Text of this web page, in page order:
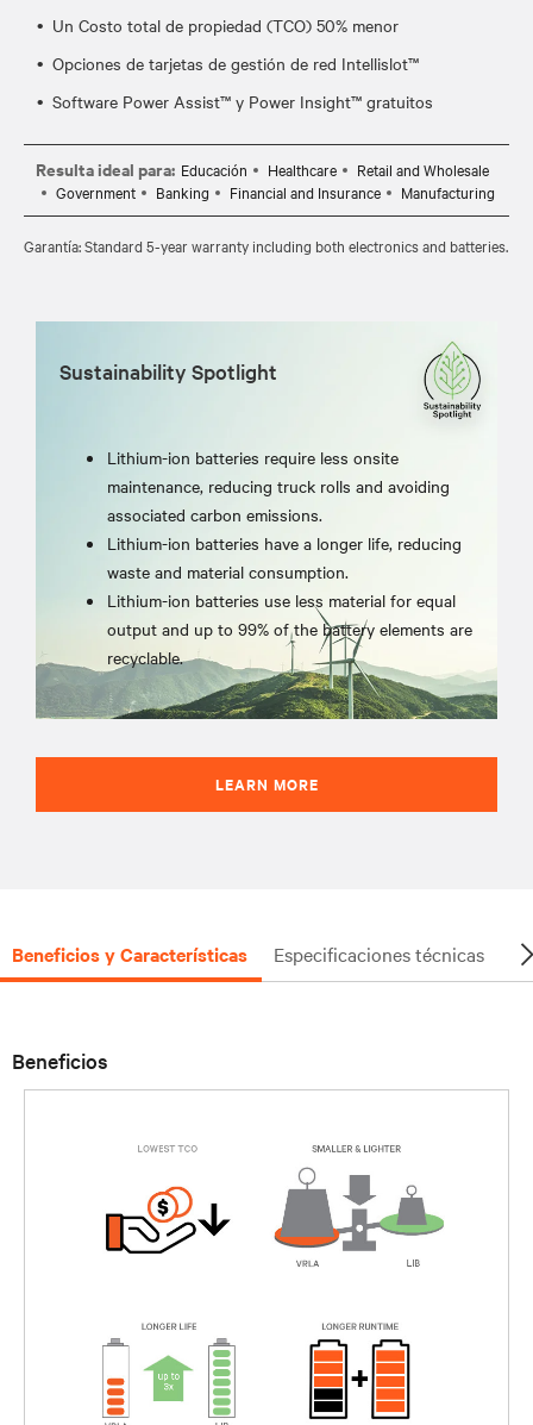
Un Costo total de propiedad (TCO) 50% menor
Opciones de tarjetas de gestión de red Intellislot™
Software Power Assist™ y Power Insight™ gratuitos
Resulta ideal para: Educación Healthcare
Retail and Wholesale
Government
Banking Financial and Insurance Manufacturing
Garantía: Standard 5-year warranty including both electronics and batteries.
Sustainability Spotlight
Lithium-ion batteries require less onsite
maintenance, reducing truck rolls and avoiding
associated carbon emissions.
Lithium-ion batteries have a longer life, reducing
waste and material consumption.
Lithium-ion batteries use less material for equal
output and up to 99% of the battery elements are
recyclable.
LEARN MORE
Beneficios y Características Especificaciones técnicas
Beneficios